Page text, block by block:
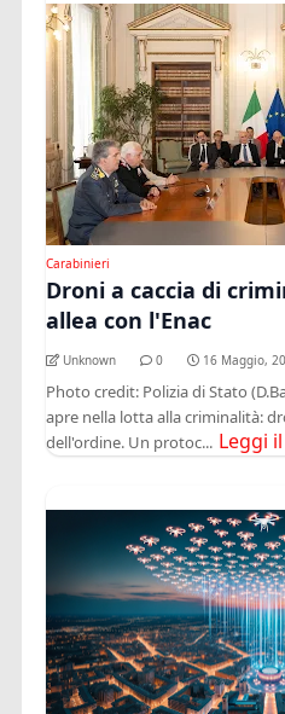
Carabinieri
Droni a caccia di
allea con l'Enac
Unknown 0 16 Maggio,
Photo credit: Polizia di Stato
apre nella lotta alla criminalità:
dell'ordine. Un protoc... Leggi